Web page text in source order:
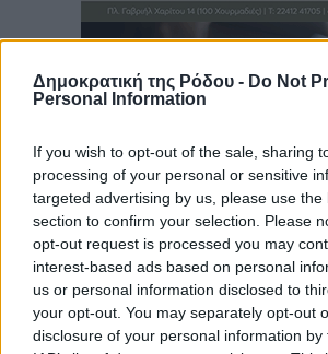
Δημοκρατική της Ρόδου - Do Not
Personal Information
If you wish to opt-out of the sale, sharing
processing of your personal or sensitive
targeted advertising by us, please use the
section to confirm your selection. Please
opt-out request is processed you may
interest-based ads based on personal
us or personal information disclosed to
your opt-out. You may separately opt-out
disclosure of your personal information
Ροή ειδήσεων